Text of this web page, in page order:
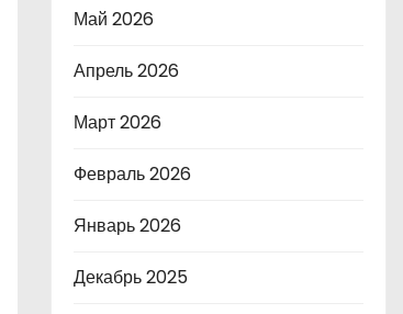
Май 2026
Апрель 2026
Март 2026
Февраль 2026
Январь 2026
Декабрь 2025